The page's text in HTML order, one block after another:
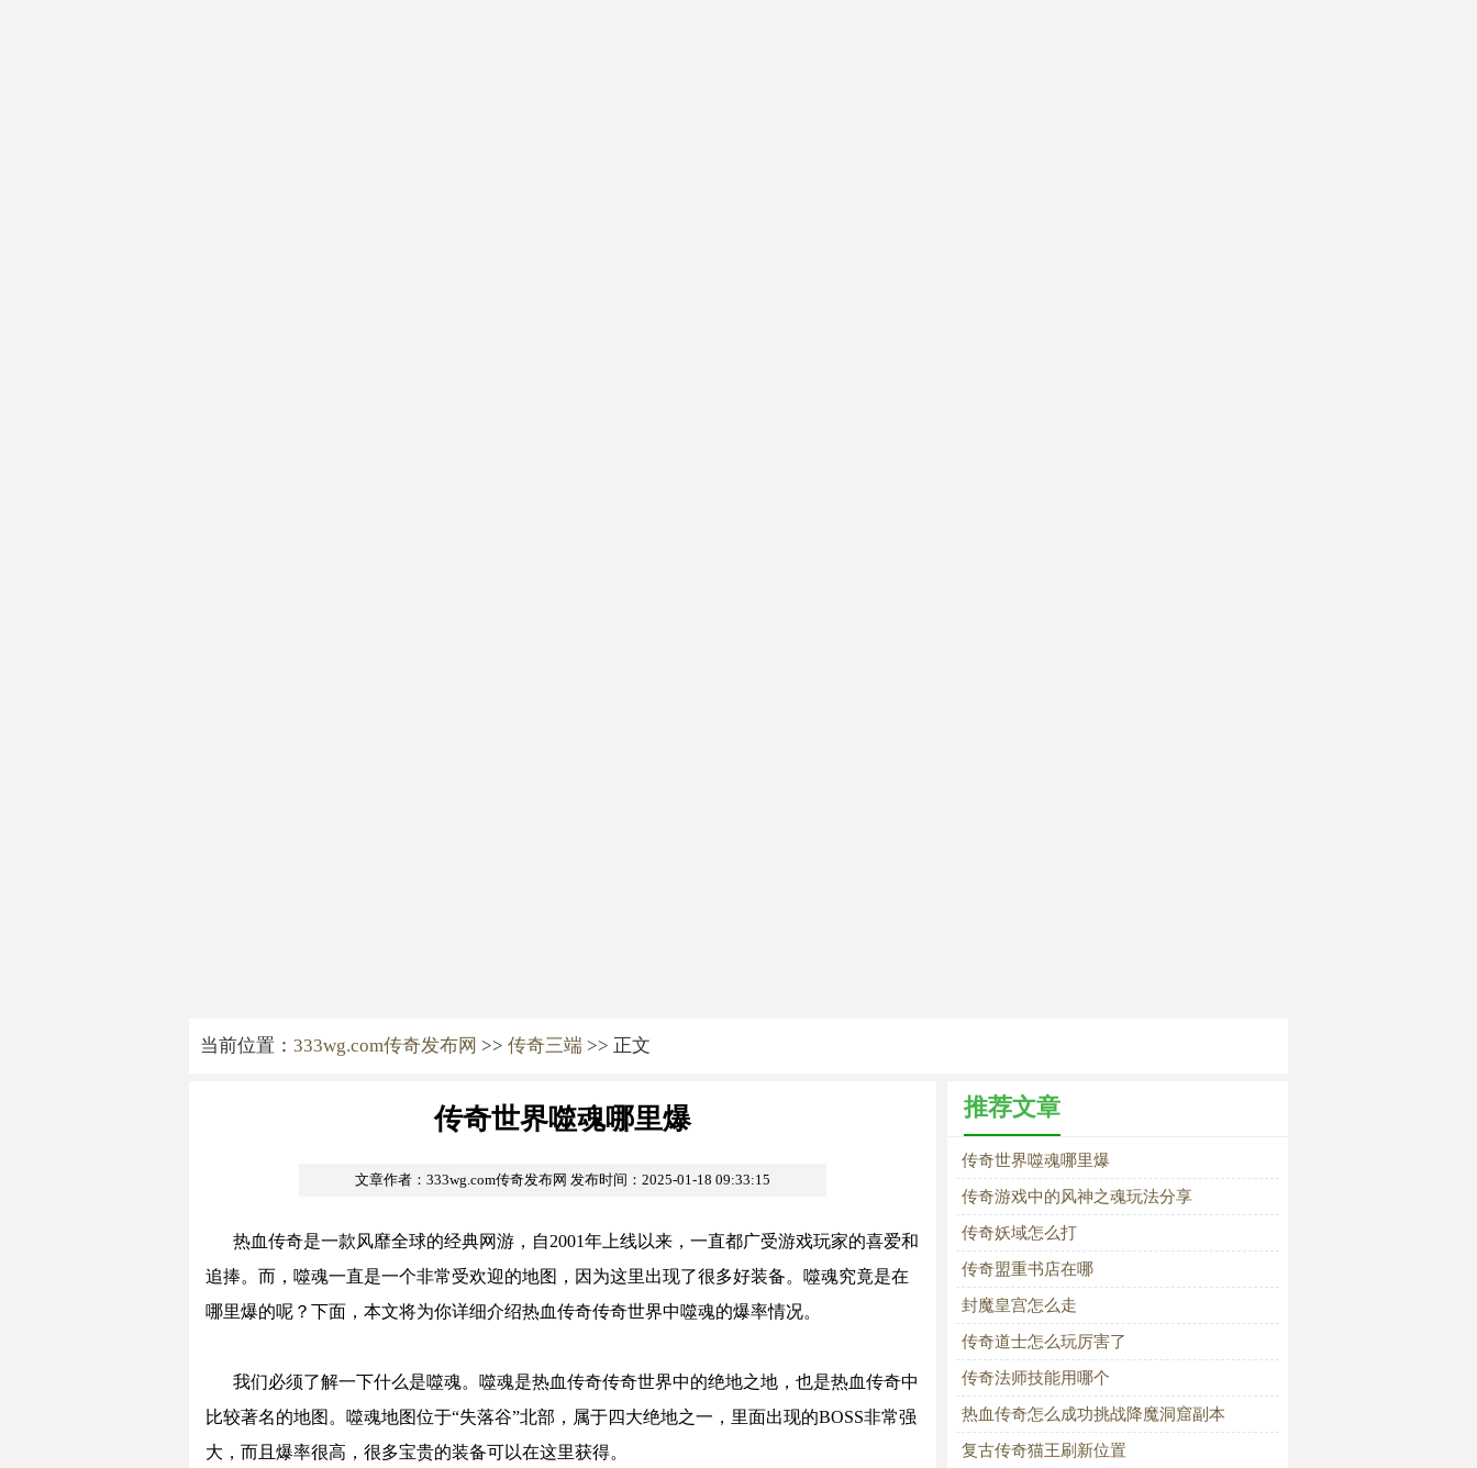
当前位置： 333wg.com传奇发布网 >> 传奇三端 >> 正文
传奇世界噬魂哪里爆
文章作者：333wg.com传奇发布网 发布时间：2025-01-18 09:33:15
热血传奇是一款风靡全球的经典网游，自2001年上线以来，一直都广受游戏玩家的喜爱和
追捧。而，噬魂一直是一个非常受欢迎的地图，因为这里出现了很多好装备。噬魂究竟是在
哪里爆的呢？下面，本文将为你详细介绍热血传奇传奇世界中噬魂的爆率情况。
我们必须了解一下什么是噬魂。噬魂是热血传奇传奇世界中的绝地之地，也是热血传奇中
比较著名的地图。噬魂地图位于“失落谷”北部，属于四大绝地之一，里面出现的BOSS非常强
大，而且爆率很高，很多宝贵的装备可以在这里获得。
推荐文章
传奇世界噬魂哪里爆
传奇游戏中的风神之魂玩法分享
传奇妖域怎么打
传奇盟重书店在哪
封魔皇宫怎么走
传奇道士怎么玩厉害了
传奇法师技能用哪个
热血传奇怎么成功挑战降魔洞窟副本
复古传奇猫王刷新位置